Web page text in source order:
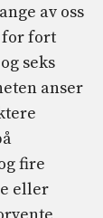
av oss
for fort
seks
anser
fire
eller